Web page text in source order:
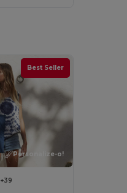
Best Seller
Personalize-o!
+39